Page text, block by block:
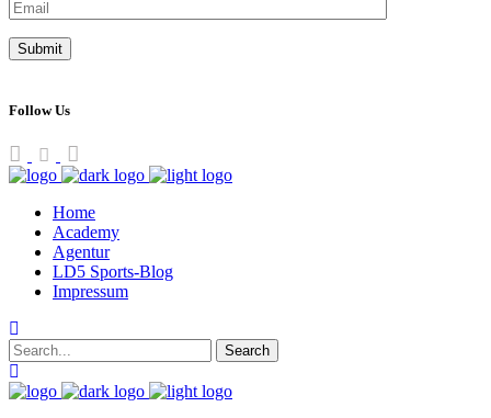
Follow Us
Home
Academy
Agentur
LD5 Sports-Blog
Impressum